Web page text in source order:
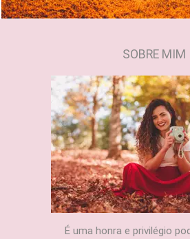
SOBRE MIM
É uma honra e privilégio